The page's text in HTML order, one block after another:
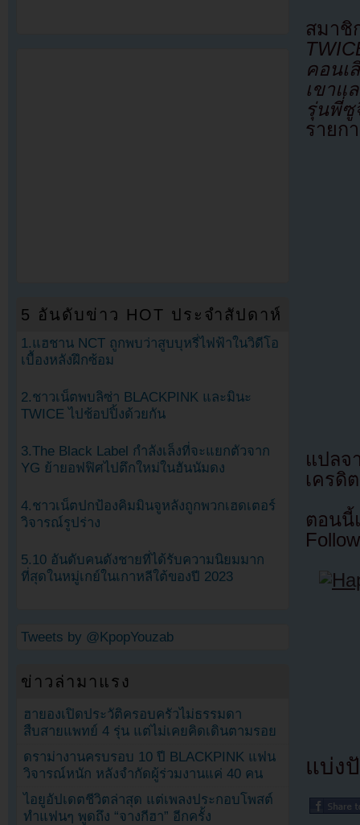
สมา
คอนเ
เขาแ
รุ่นพี่ซู
รายก
แปล
เครดิ
ตอนนี้
แบ่ง
5 อันดับข่าว HOT ประจำสัปดาห์
1.แฮชาน NCT ถูกพบว่าสูบบุหรี่ไฟฟ้าในวิดีโอ
เบื้องหลังฝึกซ้อม
2.ชาวเน็ตพบลิซ่า BLACKPINK และมินะ
TWICE ไปช้อปปิ้งด้วยกัน
3.The Black Label กำลังเล็งที่จะแยกตัวจาก
YG ย้ายอฟฟิศไปตึกใหม่ในฮันนัมดง
4.ชาวเน็ตปกป้องคิมมินจูหลังถูกพวกเฮดเตอร์
วิจารณ์รูปร่าง
5.10 อันดับคนดังชายที่ได้รับความนิยมมาก
ที่สุดในหมู่เกย์ในเกาหลีใต้ของปี 2023
Tweets by @KpopYouzab
ข่าวล่ามาแรง
ฮายองเปิดประวัติครอบครัวไม่ธรรมดา
สืบสายแพทย์ 4 รุ่น แต่ไม่เคยคิดเดินตามรอย
ดราม่างานครบรอบ 10 ปี BLACKPINK แฟน
วิจารณ์หนัก หลังจำกัดผู้ร่วมงานแค่ 40 คน
ไอยูอัปเดตชีวิตล่าสุด แต่เพลงประกอบโพสต์
ทำแฟนๆ พูดถึง “จางกีฮา” อีกครั้ง